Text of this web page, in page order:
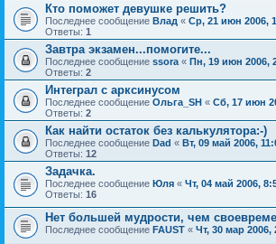
Кто поможет девушке решить?
Последнее сообщение Влад « Ср, 21 июн 2006,
Ответы: 1
Завтра экзамен...помогите...
Последнее сообщение ssora « Пн, 19 июн 2006,
Ответы: 2
Интеграл с арксинусом
Последнее сообщение Ольга_SH « Сб, 17 июн
Ответы: 2
Как найти остаток без калькулятора:-)
Последнее сообщение Dad « Вт, 09 май 2006,
Ответы: 12
Задачка.
Последнее сообщение Юля « Чт, 04 май 2006,
Ответы: 16
Нет большей мудрости, чем
Последнее сообщение FAUST « Чт, 30 мар 2006,